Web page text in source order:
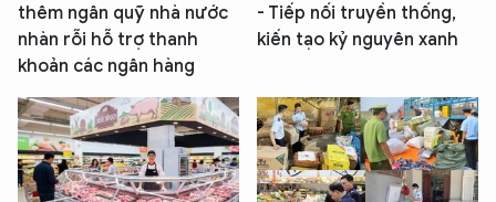
thêm ngân quỹ nhà nước
nhàn rỗi hỗ trợ thanh
khoản các ngân hàng
- Tiếp nối truyền thống,
kiến tạo kỷ nguyên xanh